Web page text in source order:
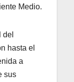
Medio.
del
hasta el
a
sus